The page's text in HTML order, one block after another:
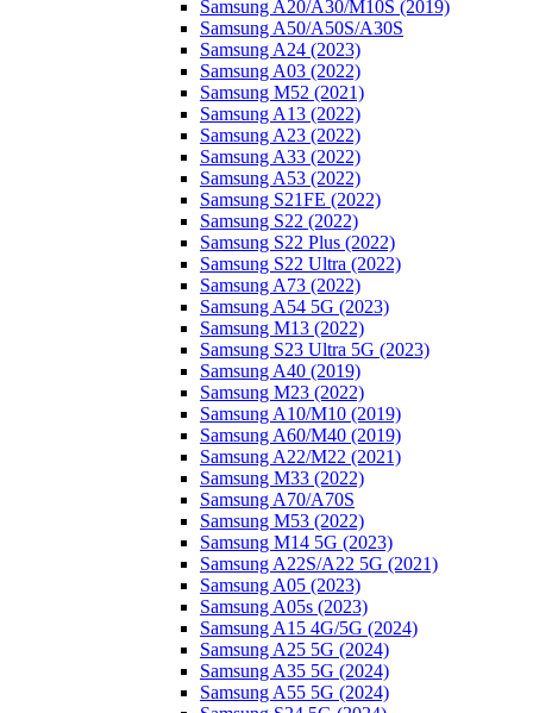
Samsung A20/A30/M10S (2019)
Samsung A50/A50S/A30S
Samsung A24 (2023)
Samsung A03 (2022)
Samsung M52 (2021)
Samsung A13 (2022)
Samsung A23 (2022)
Samsung A33 (2022)
Samsung A53 (2022)
Samsung S21FE (2022)
Samsung S22 (2022)
Samsung S22 Plus (2022)
Samsung S22 Ultra (2022)
Samsung A73 (2022)
Samsung A54 5G (2023)
Samsung M13 (2022)
Samsung S23 Ultra 5G (2023)
Samsung A40 (2019)
Samsung M23 (2022)
Samsung A10/M10 (2019)
Samsung A60/M40 (2019)
Samsung A22/M22 (2021)
Samsung M33 (2022)
Samsung A70/A70S
Samsung M53 (2022)
Samsung M14 5G (2023)
Samsung A22S/A22 5G (2021)
Samsung A05 (2023)
Samsung A05s (2023)
Samsung A15 4G/5G (2024)
Samsung A25 5G (2024)
Samsung A35 5G (2024)
Samsung A55 5G (2024)